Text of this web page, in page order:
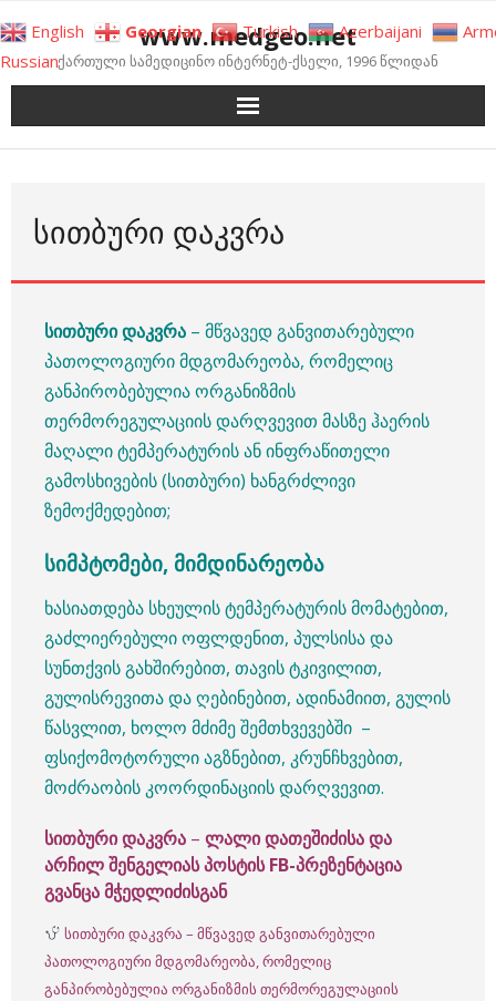
to
content
www.medgeo.net
ქართული სამედიცინო ინტერნეტ-ქსელი, 1996 წლიდან
ᲡᲘᲗᲑᲣᲠᲘ ᲓᲐᲙᲕᲠᲐ
სითბური დაკვრა – მწვავედ განვითარებული
პათოლოგიური მდგომარეობა, რომელიც
განპირობებულია ორგანიზმის
თერმორეგულაციის დარღვევით მასზე ჰაერის
მაღალი ტემპერატურის ან ინფრაწითელი
გამოსხივების (სითბური) ხანგრძლივი
ზემოქმედებით;
სიმპტომები, მიმდინარეობა
ხასიათდება სხეულის ტემპერატურის მომატებით,
გაძლიერებული ოფლდენით, პულსისა და
სუნთქვის გახშირებით, თავის ტკივილით,
გულისრევითა და ღებინებით, ადინამიით, გულის
წასვლით, ხოლო მძიმე შემთხვევებში –
ფსიქომოტორული აგზნებით, კრუნჩხვებით,
მოძრაობის კოორდინაციის დარღვევით.
სითბური დაკვრა – ლალი დათეშიძისა და
არჩილ შენგელიას პოსტის FB-პრეზენტაცია
გვანცა მჭედლიძისგან
სითბური დაკვრა – მწვავედ განვითარებული
პათოლოგიური მდგომარეობა, რომელიც
განპირობებულია ორგანიზმის თერმორეგულაციის
English Georgian Turkish Azerbaijani
Russian